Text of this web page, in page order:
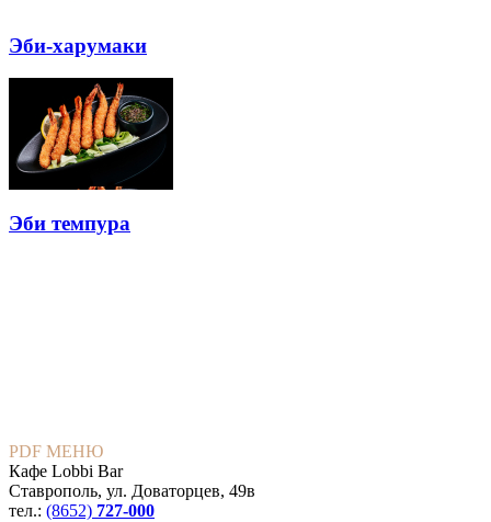
Эби-харумаки
Эби темпура
PDF МЕНЮ
Кафе Lobbi Bar
Ставрополь, ул. Доваторцев, 49в
тел.: (8652) 727-000